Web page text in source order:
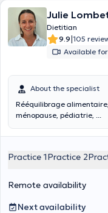
Julie
Dietitian
9.9|105
Available
About the specialist
Rééquilibrage
ménopause, pédiatrie, ...
Practice 1Practice 2
Remote availability
Next availability